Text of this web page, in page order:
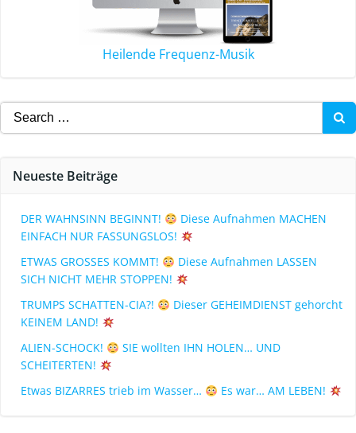
Heilende Frequenz-Musik
Neueste Beiträge
DER WAHNSINN BEGINNT!
Diese Aufnahmen MACHEN
EINFACH NUR FASSUNGSLOS!
ETWAS GROSSES KOMMT!
Diese Aufnahmen LASSEN
SICH NICHT MEHR STOPPEN!
TRUMPS SCHATTEN-CIA?!
Dieser GEHEIMDIENST gehorcht
KEINEM LAND!
ALIEN-SCHOCK!
SIE wollten IHN HOLEN… UND
SCHEITERTEN!
Etwas BIZARRES trieb im Wasser…
Es war… AM LEBEN!